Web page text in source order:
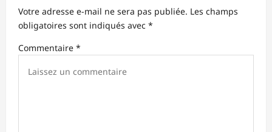
a
r
t
Votre adresse e-mail ne sera pas publiée. Les champs
obligatoires sont indiqués avec *
Commentaire *